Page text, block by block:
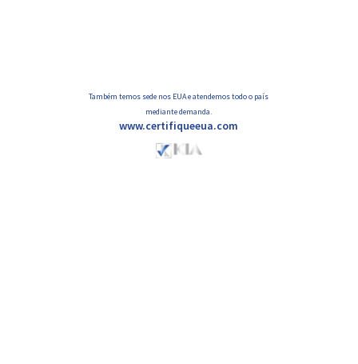
Também temos sede nos EUA e atendemos todo o país
mediante demanda.
www.certifiqueeua.com